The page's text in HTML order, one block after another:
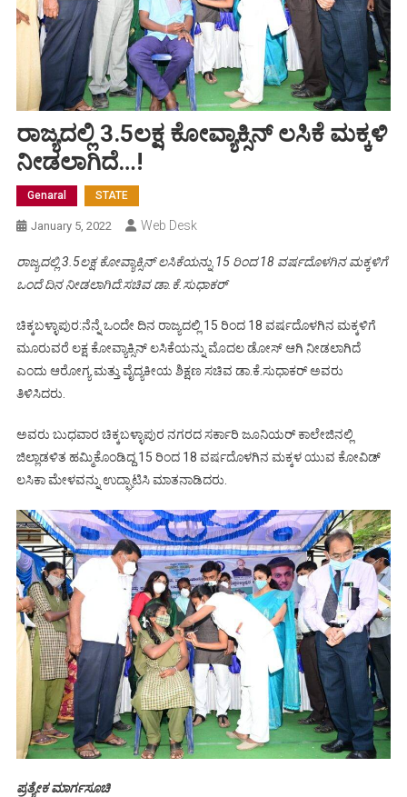
ರಾಜ್ಯದಲ್ಲಿ 3.5ಲಕ್ಷ ಕೋವ್ಯಾಕ್ಸಿನ್ ಲಸಿಕೆ ಮಕ್ಕಳಿ
ನೀಡಲಾಗಿದೆ…!
Genaral STATE
January 5, 2022 Web Desk
ರಾಜ್ಯದಲ್ಲಿ 3.5ಲಕ್ಷ ಕೋವ್ಯಾಕ್ಸಿನ್ ಲಸಿಕೆಯನ್ನು 15 ರಿಂದ 18 ವರ್ಷದೊಳಗಿನ ಮಕ್ಕಳಿಗೆ
ಒಂದೆ ದಿನ ನೀಡಲಾಗಿದೆ:ಸಚಿವ ಡಾ.ಕೆ.ಸುಧಾಕರ್
ಚಿಕ್ಕಬಳ್ಳಾಪುರ:ನೆನ್ನೆ ಒಂದೇ ದಿನ ರಾಜ್ಯದಲ್ಲಿ 15 ರಿಂದ 18 ವರ್ಷದೊಳಗಿನ ಮಕ್ಕಳಿಗೆ
ಮೂರುವರೆ ಲಕ್ಷ ಕೋವ್ಯಾಕ್ಸಿನ್ ಲಸಿಕೆಯನ್ನು ಮೊದಲ ಡೋಸ್ ಆಗಿ ನೀಡಲಾಗಿದೆ
ಎಂದು ಆರೋಗ್ಯ ಮತ್ತು ವೈದ್ಯಕೀಯ ಶಿಕ್ಷಣ ಸಚಿವ ಡಾ.ಕೆ.ಸುಧಾಕರ್ ಅವರು
ತಿಳಿಸಿದರು.
ಅವರು ಬುಧವಾರ ಚಿಕ್ಕಬಳ್ಳಾಪುರ ನಗರದ ಸರ್ಕಾರಿ ಜೂನಿಯರ್ ಕಾಲೇಜಿನಲ್ಲಿ
ಜಿಲ್ಲಾಡಳಿತ ಹಮ್ಮಿಕೊಂಡಿದ್ದ 15 ರಿಂದ 18 ವರ್ಷದೊಳಗಿನ ಮಕ್ಕಳ ಯುವ ಕೋವಿಡ್
ಲಸಿಕಾ ಮೇಳವನ್ನು ಉದ್ಘಾಟಿಸಿ ಮಾತನಾಡಿದರು.
ಪ್ರತ್ಯೇಕ ಮಾರ್ಗಸೂಚಿ